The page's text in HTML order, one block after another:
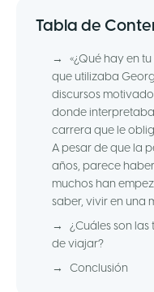
Tabla de
→
«¿Qué hay en
que utilizaba
discursos
donde
carrera que le
A pesar de que la
años, parece
muchos han
saber, vivir en una
→
¿Cuáles son
de viajar?
→
Conclusión